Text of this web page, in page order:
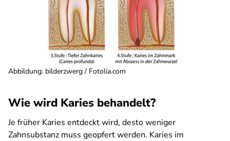
Abbildung: bilderzwerg / Fotolia.com
Wie wird Karies behandelt?
Je früher Karies entdeckt wird, desto weniger
Zahnsubstanz muss geopfert werden. Karies im